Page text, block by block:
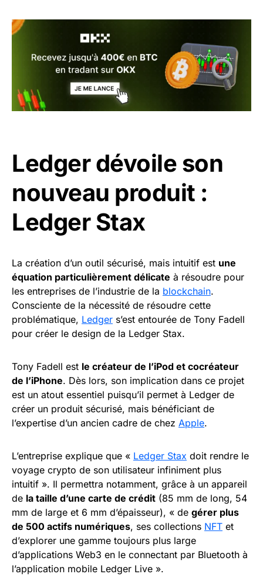
Ledger dévoile son
nouveau produit :
Ledger Stax
La création d’un outil sécurisé, mais intuitif est une
équation particulièrement délicate à résoudre pour
les entreprises de l’industrie de la blockchain.
Consciente de la nécessité de résoudre cette
problématique, Ledger s’est entourée de Tony Fadell
pour créer le design de la Ledger Stax.
Tony Fadell est le créateur de l’iPod et cocréateur
de l’iPhone. Dès lors, son implication dans ce projet
est un atout essentiel puisqu’il permet à Ledger de
créer un produit sécurisé, mais bénéficiant de
l’expertise d’un ancien cadre de chez Apple.
L’entreprise explique que « Ledger Stax doit rendre le
voyage crypto de son utilisateur infiniment plus
intuitif ». Il permettra notamment, grâce à un appareil
de la taille d’une carte de crédit (85 mm de long, 54
mm de large et 6 mm d’épaisseur), « de gérer plus
de 500 actifs numériques, ses collections NFT et
d’explorer une gamme toujours plus large
d’applications Web3 en le connectant par Bluetooth à
l’application mobile Ledger Live ».